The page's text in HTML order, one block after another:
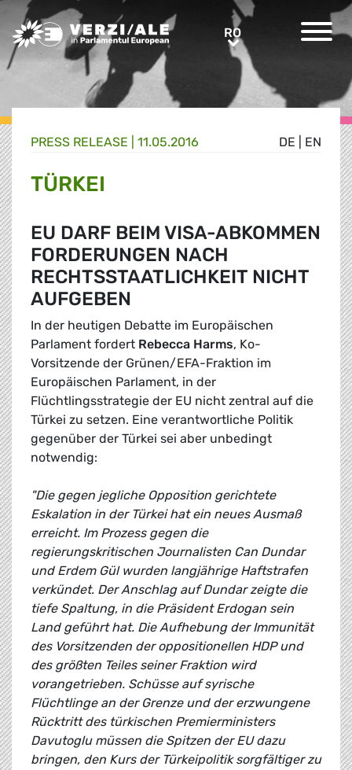
Greens/EFA Home RORO
DE EN
PRESS RELEASE | 11.05.2016
TÜRKEI
EU DARF BEIM VISA-ABKOMMEN
FORDERUNGEN NACH
RECHTSSTAATLICHKEIT NICHT
AUFGEBEN
In der heutigen Debatte im Europäischen
Parlament fordert Rebecca Harms, Ko-
Vorsitzende der Grünen/EFA-Fraktion im
Europäischen Parlament, in der
Flüchtlingsstrategie der EU nicht zentral auf die
Türkei zu setzen. Eine verantwortliche Politik
gegenüber der Türkei sei aber unbedingt
notwendig:
"Die gegen jegliche Opposition gerichtete
Eskalation in der Türkei hat ein neues Ausmaß
erreicht. Im Prozess gegen die
regierungskritischen Journalisten Can Dundar
und Erdem Gül wurden langjährige Haftstrafen
verkündet. Der Anschlag auf Dundar zeigte die
tiefe Spaltung, in die Präsident Erdogan sein
Land geführt hat. Die Aufhebung der Immunität
des Vorsitzenden der oppositionellen HDP und
des größten Teiles seiner Fraktion wird
vorangetrieben. Schüsse auf syrische
Flüchtlinge an der Grenze und der erzwungene
Rücktritt des türkischen Premierministers
Davutoglu müssen die Spitzen der EU dazu
bringen, den Kurs der Türkeipolitik sorgfältiger zu